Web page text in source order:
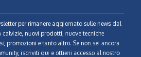
per rimanere aggiornato sulle news dal
nuovi prodotti, nuove tecniche
promozioni e tanto altro. Se non sei ancora
iscriviti qui e ottieni accesso al nostro